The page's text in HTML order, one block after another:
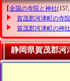
【全国の寺院と神社
賀茂郡河津町の寺院
賀茂郡河津町の神社
静岡県賀茂郡河